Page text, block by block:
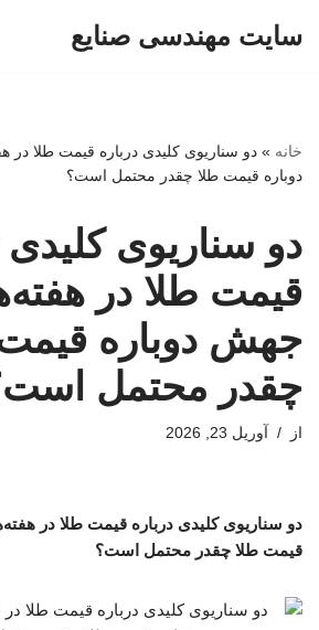
سایت مهندسی صنایع
خانه » دو سناریوی کلیدی درباره قیمت طلا در
دوباره قیمت طلا چقدر محتمل است؟
دو سناریوی کلیدی
قیمت طلا در
جهش دوباره
چقدر محتمل
از آوریل 23, 2026
دو سناریوی کلیدی درباره قیمت طلا در
قیمت طلا چقدر محتمل است؟